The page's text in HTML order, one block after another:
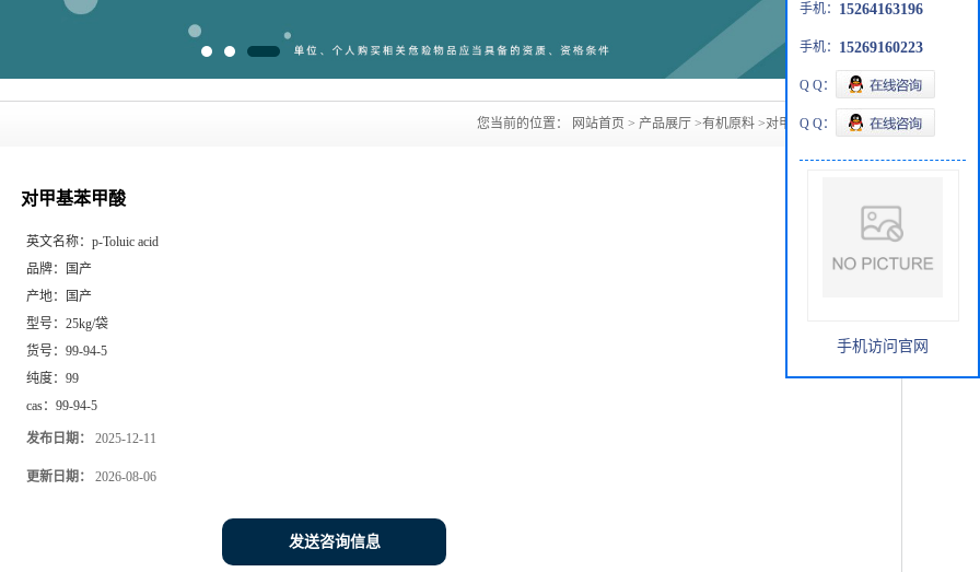
您当前的位置： 网站首页 > 产品展厅 >有机原料 >对甲基苯甲酸
对甲基苯甲酸
英文名称： p-Toluic acid
品牌：
国产
产地：
国产
型号： 25kg/袋
货号： 99-94-5
纯度： 99
cas： 99-94-5
发布日期： 2025-12-11
更新日期： 2026-08-06
发送咨询信息
手机： 15264163196
手机： 15269160223
Q Q：
Q Q：
手机访问官网